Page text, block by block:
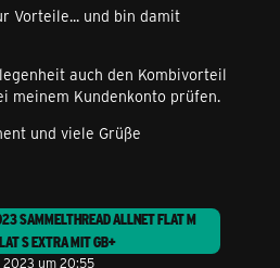
Vorteile... und bin damit
auch den Kombivorteil
meinem Kundenkonto prüfen.
und viele Grüße
SAMMELTHREAD ALLNET FLAT M
S EXTRA MIT GB+
2023 um 20:55